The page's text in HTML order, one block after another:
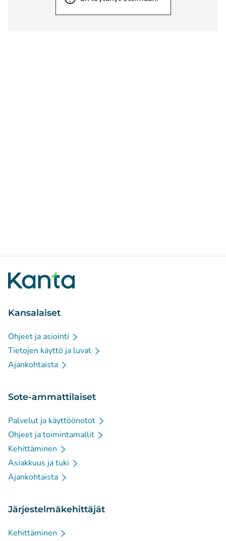
Kansalaiset
Ohjeet ja asiointi
Tietojen käyttö ja luvat
Ajankohtaista
Sote-ammattilaiset
Palvelut ja käyttöönotot
Ohjeet ja toimintamallit
Kehittäminen
Asiakkuus ja tuki
Ajankohtaista
Järjestelmäkehittäjät
Kehittäminen